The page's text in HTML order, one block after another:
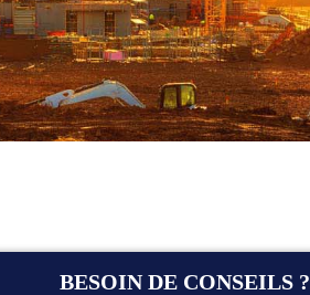
BESOIN DE CONSEILS ?